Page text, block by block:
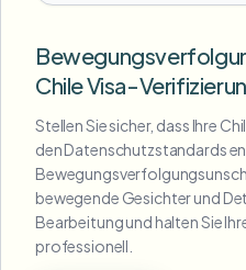
Chile Visa-
Stellen Sie sicher, dass Ihre
den Datenschutzstandards
bewegende Gesichter und
Bearbeitung und halten Sie
professionell.